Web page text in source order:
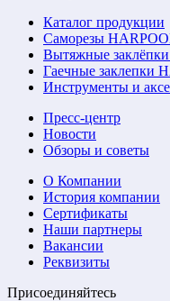
Каталог продукции
Саморезы
Вытяжные
Гаечные заклепки
Инструменты и
Пресс-центр
Новости
Обзоры и советы
О Компании
История компании
Сертификаты
Наши партнеры
Вакансии
Реквизиты
Присоединяйтесь